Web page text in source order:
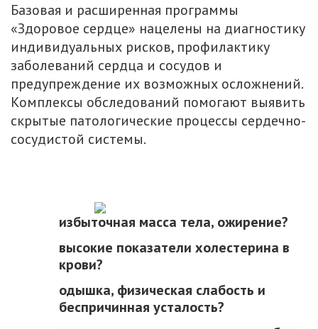
Базовая и расширенная программы
«Здоровое сердце» нацелены на диагностику
индивидуальных рисков, профилактику
заболеваний сердца и сосудов и
предупреждение их возможных осложнений.
Комплексы обследований помогают выявить
скрытые патологические процессы сердечно-
сосудистой системы.
избыточная масса тела, ожирение?
высокие показатели холестерина в
крови?
одышка, физическая слабость и
беспричинная усталость?